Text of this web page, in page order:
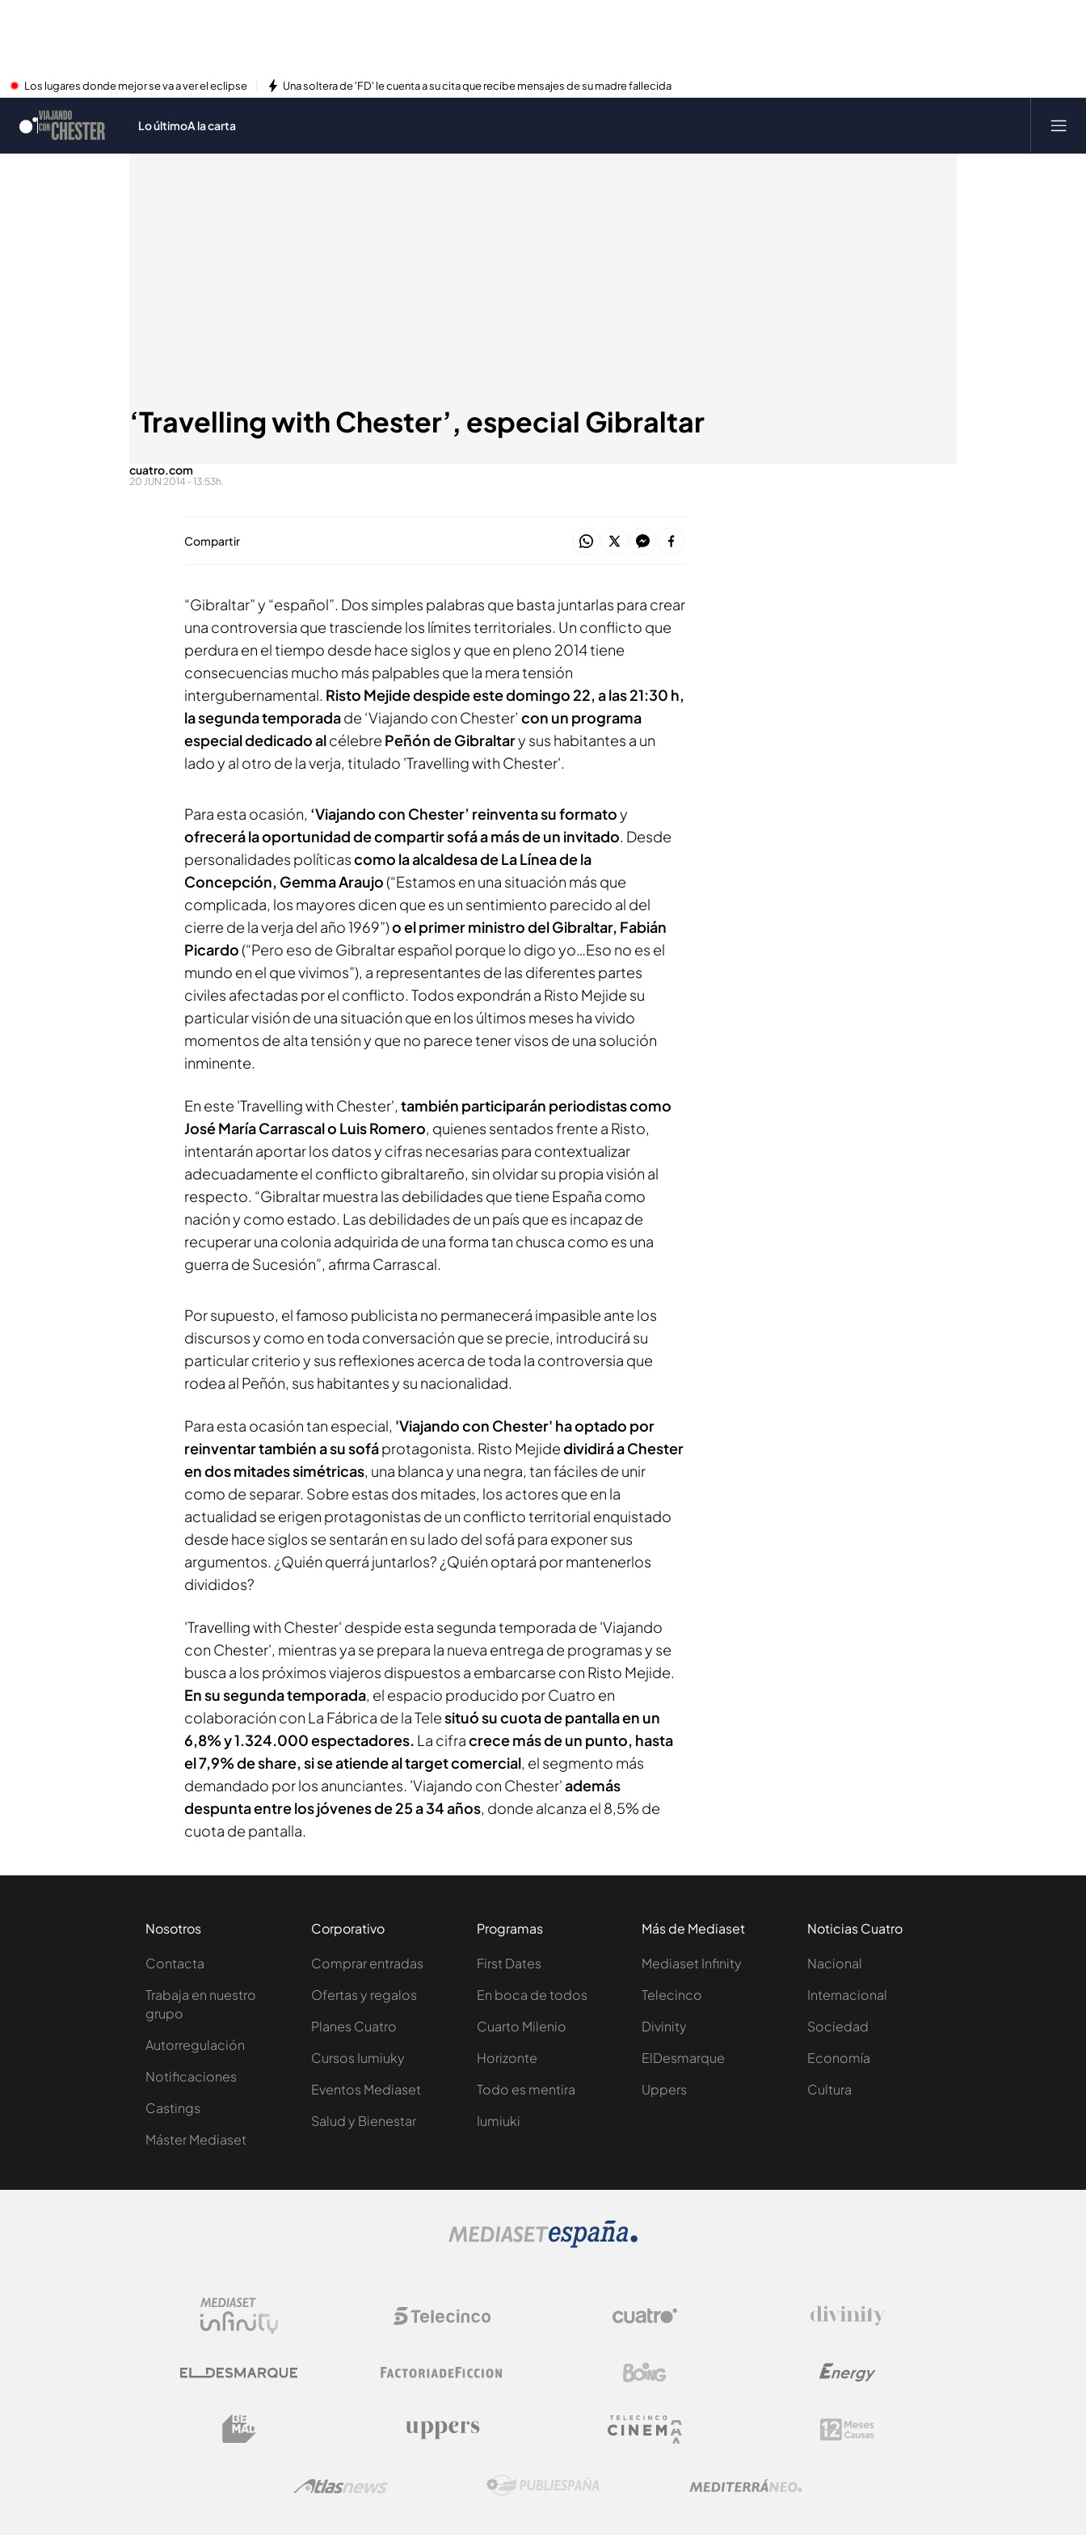
Los lugares donde mejor se va a ver el eclipse Una soltera de 'FD' le cuenta a su cita que recibe mensajes de su madre fallecida
Lo últimoA la carta
‘Travelling with Chester’, especial Gibraltar
cuatro.com
20 JUN 2014 - 13:53h.
Compartir
“Gibraltar” y “español”. Dos simples palabras que basta juntarlas para crear
una controversia que trasciende los límites territoriales. Un conflicto que
perdura en el tiempo desde hace siglos y que en pleno 2014 tiene
consecuencias mucho más palpables que la mera tensión
intergubernamental. Risto Mejide despide este domingo 22, a las 21:30 h,
la segunda temporadade ‘Viajando con Chester’ con un programa
especial dedicado alcélebre Peñón de Gibraltary sus habitantes a un
lado y al otro de la verja, titulado 'Travelling with Chester'.
Para esta ocasión, ‘Viajando con Chester’ reinventa su formatoy
ofrecerá la oportunidad de compartir sofá a más de un invitado. Desde
personalidades políticascomo la alcaldesa de La Línea de la
Concepción, Gemma Araujo(“Estamos en una situación más que
complicada, los mayores dicen que es un sentimiento parecido al del
cierre de la verja del año 1969”)o el primer ministro del Gibraltar, Fabián
Picardo(“Pero eso de Gibraltar español porque lo digo yo…Eso no es el
mundo en el que vivimos”), a representantes de las diferentes partes
civiles afectadas por el conflicto. Todos expondrán a Risto Mejide su
particular visión de una situación que en los últimos meses ha vivido
momentos de alta tensión y que no parece tener visos de una solución
inminente.
En este 'Travelling with Chester', también participarán periodistas como
José María Carrascal o Luis Romero, quienes sentados frente a Risto,
intentarán aportar los datos y cifras necesarias para contextualizar
adecuadamente el conflicto gibraltareño, sin olvidar su propia visión al
respecto. “Gibraltar muestra las debilidades que tiene España como
nación y como estado. Las debilidades de un país que es incapaz de
recuperar una colonia adquirida de una forma tan chusca como es una
guerra de Sucesión”, afirma Carrascal.
Por supuesto, el famoso publicista no permanecerá impasible ante los
discursos y como en toda conversación que se precie, introducirá su
particular criterio y sus reflexiones acerca de toda la controversia que
rodea al Peñón, sus habitantes y su nacionalidad.
Para esta ocasión tan especial, 'Viajando con Chester' ha optado por
reinventar también a su sofáprotagonista. Risto Mejidedividirá a Chester
en dos mitades simétricas, una blanca y una negra, tan fáciles de unir
como de separar. Sobre estas dos mitades, los actores que en la
actualidad se erigen protagonistas de un conflicto territorial enquistado
desde hace siglos se sentarán en su lado del sofá para exponer sus
argumentos. ¿Quién querrá juntarlos? ¿Quién optará por mantenerlos
divididos?
'Travelling with Chester' despide esta segunda temporada de 'Viajando
con Chester', mientras ya se prepara la nueva entrega de programas y se
busca a los próximos viajeros dispuestos a embarcarse con Risto Mejide.
En su segunda temporada, el espacio producido por Cuatro en
colaboración con La Fábrica de la Telesituó su cuota de pantalla en un
6,8% y 1.324.000 espectadores. La cifracrece más de un punto, hasta
el 7,9% de share, si se atiende al target comercial, el segmento más
demandado por los anunciantes. 'Viajando con Chester'además
despunta entre los jóvenes de 25 a 34 años, donde alcanza el 8,5% de
cuota de pantalla.
Nosotros
Contacta
Trabaja en nuestro
grupo
Autorregulación
Notificaciones
Castings
Máster Mediaset
Corporativo
Comprar entradas
Ofertas y regalos
Planes Cuatro
Cursos Iumiuky
Eventos Mediaset
Salud y Bienestar
Programas
First Dates
En boca de todos
Cuarto Milenio
Horizonte
Todo es mentira
Iumiuki
Más de Mediaset
Mediaset Infinity
Telecinco
Divinity
ElDesmarque
Uppers
Noticias Cuatro
Nacional
Internacional
Sociedad
Economía
Cultura